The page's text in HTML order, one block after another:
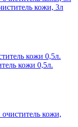
кожи, 3л
кожи 0,5л.